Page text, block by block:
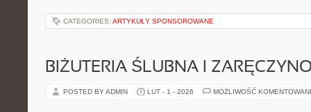
CATEGORIES: ARTYKUŁY SPONSOROWANE
BIŻUTERIA ŚLUBNA I
POSTED BY ADMIN LUT - 1 - 2026 MOŻLIWOŚĆ